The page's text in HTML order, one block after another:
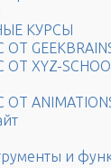
КУРСЫ
ОТ
ОТ XYZ-
ОТ
и